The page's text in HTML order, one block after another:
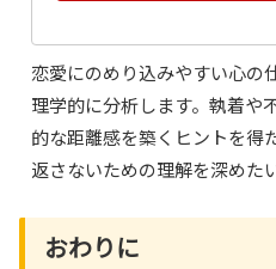
恋愛にのめり込みやすい心の
理学的に分析します。執着や
的な距離感を築くヒントを得
返さないための理解を深めた
おわりに